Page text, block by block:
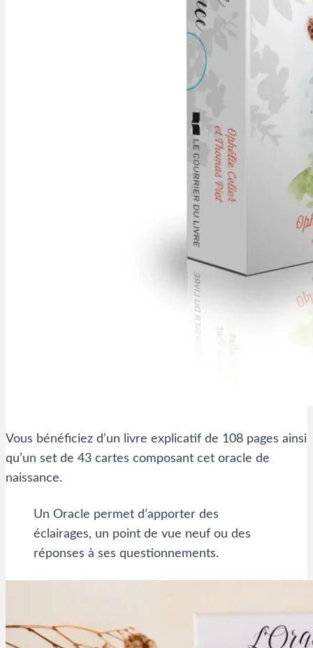
Vous bénéficiez d’un livre explicatif de 108 pages ainsi
qu’un set de 43 cartes composant cet oracle de
naissance.
Un Oracle permet d’apporter des
éclairages, un point de vue neuf ou des
réponses à ses questionnements.